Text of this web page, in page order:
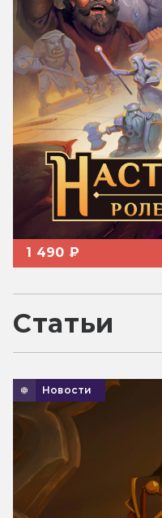
1 490 ₽
Статьи
Новости